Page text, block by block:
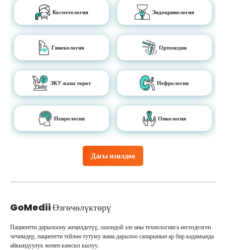
Дагы изилдөө
Косметология Эндокринология
Гинекология Ортопедия
ЭКУ жана төрөт Нефрология
Неврология Онкология
GoMediiӨзгөчөлүктөрү
Пациентти дарылоону жеңилдетүү, ошондой эле аны технологияга негизделген
чечимдер, пациентти тейлөө тутуму жана дарылоо сапарынын ар бир кадамында
айкындуулук менен камсыз кылуу.